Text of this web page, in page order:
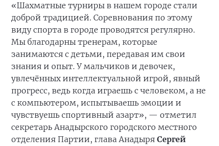
«Шахматные турниры в нашем городе стали
доброй традицией. Соревнования по этому
виду спорта в городе проводятся регулярно.
Мы благодарны тренерам, которые
занимаются с детьми, передавая им свои
знания и опыт. У мальчиков и девочек,
увлечённых интеллектуальной игрой, явный
прогресс, ведь когда играешь с человеком, а не
с компьютером, испытываешь эмоции и
чувствуешь спортивный азарт», — отметил
секретарь Анадырского городского местного
отделения Партии, глава Анадыря Сергей